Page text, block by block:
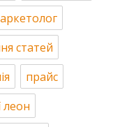
статей
прайс
леон